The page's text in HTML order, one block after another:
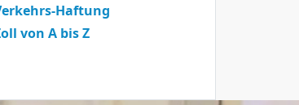
Haftung
von A bis Z